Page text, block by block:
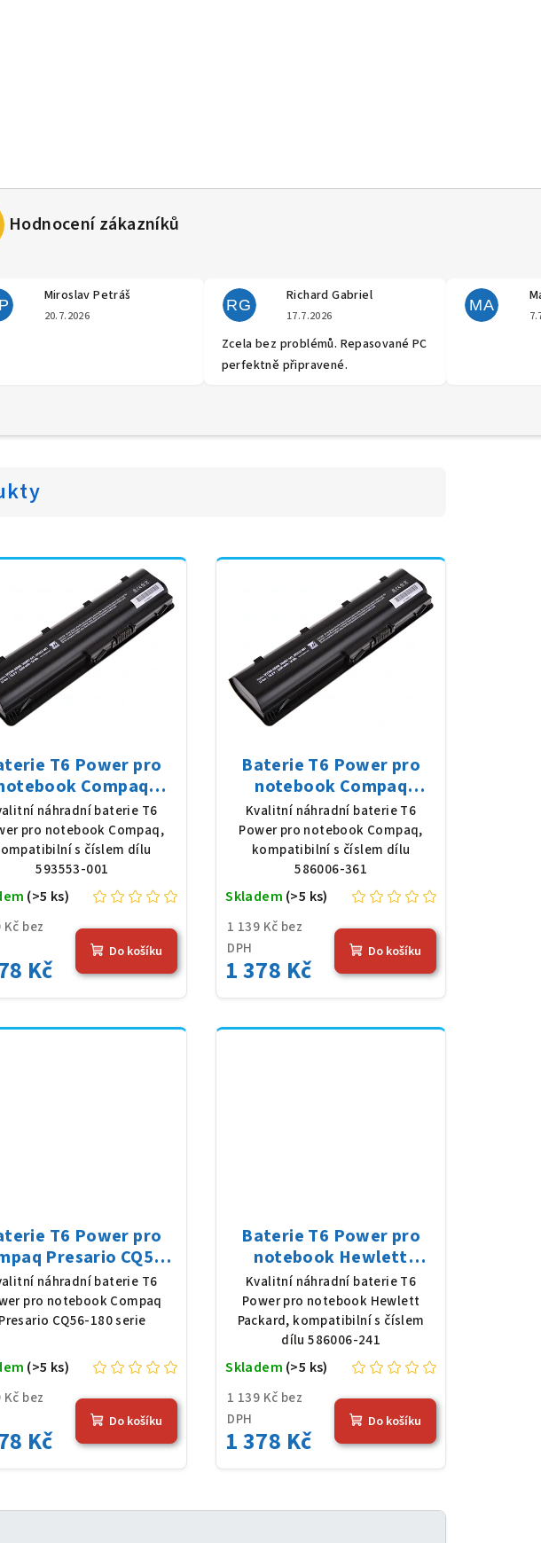
Miroslav Petráš
Hodnocení obchodu je 5 z 5 hvězdiček.
20.7.2026
RG
Richard Gabriel
Hodnocení obchodu je 5 z 5
17.7.2026
Zcela bez problémů. Repasované PC
perfektně připravené.
MA
T6 Power pro
Compaq
001, Li-Ion, 10,8
5200 mAh (56 Wh),
černá
náhradní baterie T6
pro notebook Compaq,
s číslem dílu
593553-001
Kč bez
Kč
(>5 ks)
Do košíku
Baterie T6 Power pro
notebook Compaq
586006-361, Li-Ion, 10,8
V, 5200 mAh (56 Wh),
černá
Kvalitní náhradní baterie T6
Power pro notebook Compaq,
kompatibilní s číslem dílu
586006-361
1 139 Kč bez
DPH
1 378 Kč
Skladem (>5 ks)
Do košíku
T6 Power pro
Presario CQ56-
serie, Li-Ion, 10,8 V,
mAh (56 Wh), černá
náhradní baterie T6
pro notebook Compaq
Presario CQ56-180 serie
Kč bez
Kč
(>5 ks)
Do košíku
Baterie T6 Power pro
notebook Hewlett
Packard 586006-241, Li-
Ion, 10,8 V, 5200 mAh (56
Wh), černá
Kvalitní náhradní baterie T6
Power pro notebook Hewlett
Packard, kompatibilní s číslem
dílu 586006-241
1 139 Kč bez
DPH
1 378 Kč
Skladem (>5 ks)
Do košíku